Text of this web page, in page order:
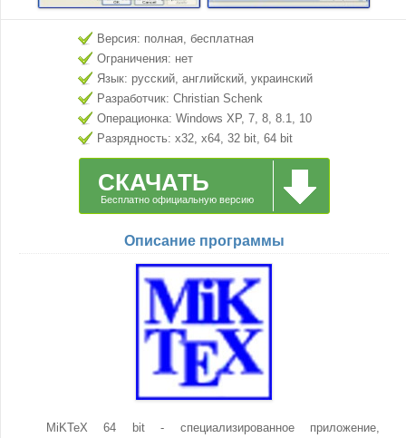
Версия: полная, бесплатная
Ограничения: нет
Язык: русский, английский, украинский
Разработчик: Christian Schenk
Операционка: Windows XP, 7, 8, 8.1, 10
Разрядность: x32, x64, 32 bit, 64 bit
СКАЧАТЬ
Бесплатно официальную версию
Описание программы
MiKTeX 64 bit - специализированное приложение,